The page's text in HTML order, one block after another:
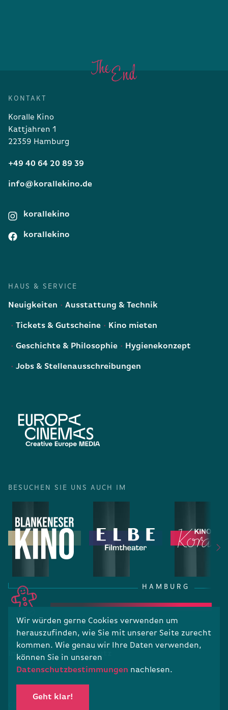
Wir würden gerne Cookies verwenden um
herauszufinden, wie Sie mit unserer Seite zurecht
kommen. Wie genau wir Ihre Daten verwenden,
können Sie in unseren
Datenschutzbestimmungen nachlesen.
Geht klar!
KONTAKT
Koralle Kino
Kattjahren 1
22359 Hamburg
+49 40 64 20 89 39
info@korallekino.de
korallekino
korallekino
HAUS & SERVICE
Neuigkeiten Ausstattung & Technik
Tickets & Gutscheine Kino mieten
Geschichte & Philosophie Hygienekonzept
Jobs & Stellenausschreibungen
BESUCHEN SIE UNS AUCH IM
HAMBURG
RECHTLICHES
Impressum Datenschutz